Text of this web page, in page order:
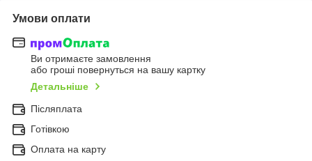
Умови оплати
Ви отримаєте замовлення
або гроші повернуться на вашу картку
Детальніше
Післяплата
Готівкою
Оплата на карту